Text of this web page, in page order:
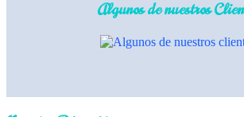
Algunos de nuestros